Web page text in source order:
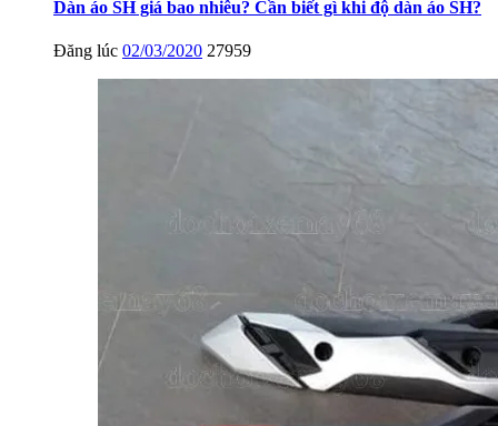
Dàn áo SH giá bao nhiêu? Cần biết gì khi độ dàn áo SH?
Đăng lúc 02/03/2020 27959